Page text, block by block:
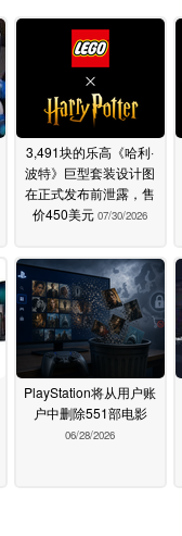
3,491块的乐高《哈利·
波特》巨型套装设计图
在正式发布前泄露，售
价450美元 07/30/2026
PlayStation将从用户账
户中删除551部电影
06/28/2026